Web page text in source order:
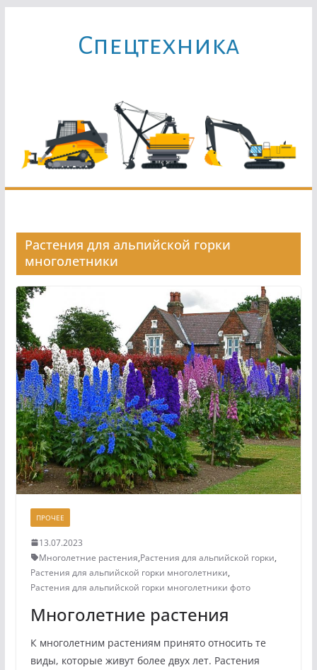
содержимомуCпецтехника
Растения для альпийской горки
многолетники
ПРОЧЕЕ
13.07.2023
Многолетние растения,Растения для альпийской горки,
Растения для альпийской горки многолетники,
Растения для альпийской горки многолетники фото
Многолетние растения
К многолетним растениям принято относить те
виды, которые живут более двух лет. Растения